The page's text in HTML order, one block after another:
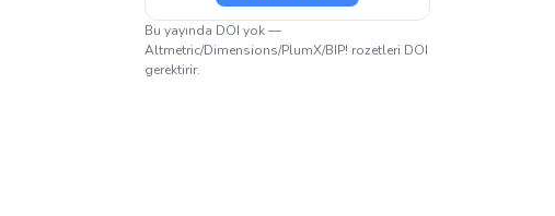
Bu yayında DOI yok —
Altmetric/Dimensions/PlumX/BIP! rozetleri DOI
gerektirir.